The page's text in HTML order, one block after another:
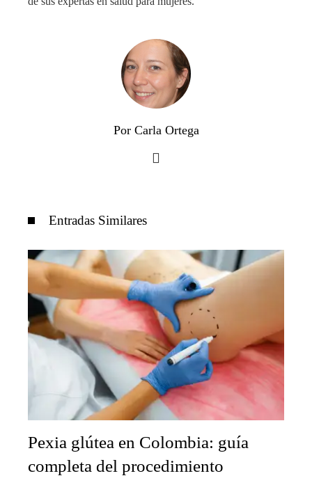
Por Carla Ortega
Entradas Similares
Pexia glútea en Colombia: guía
completa del procedimiento